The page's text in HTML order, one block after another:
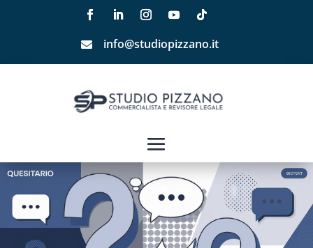
 info@studiopizzano.it